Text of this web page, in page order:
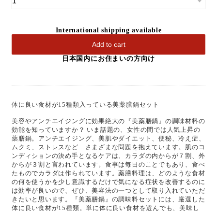
International shipping available
Add to cart
日本国内にお住まいの方向け
体に良い食材が15種類入っている美薬膳鍋セット
美容やアンチエイジングに効果絶大の『美薬膳鍋』の調味材料の
効能を知っていますか？ いま話題の、女性の間では人気上昇の
薬膳鍋。アンチエイジング、美肌やダイエット、便秘、冷え症、
ムクミ、ストレスなど…さまざまな問題を抱えています。肌のコ
ンディションの決め手となるケアは、カラダの内からが７割、外
からが３割と言われています。食事は毎日のことでもあり、食べ
たものでカラダは作られています。薬膳料理は、どのような食材
の何を使うかを少し意識するだけで気になる症状を改善するのに
は効率が良いので、ぜひ、美容法の一つとして取り入れていただ
きたいと思います。『美薬膳鍋』の調味料セットには、厳選した
体に良い食材が15種類。単に体に良い食材を選んでも、美味し